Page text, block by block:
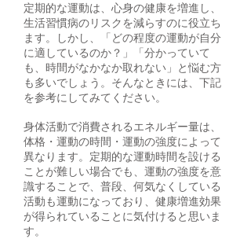
定期的な運動は、心身の健康を増進し、
生活習慣病のリスクを減らすのに役立ち
ます。しかし、「どの程度の運動が自分
に適しているのか？」「分かっていて
も、時間がなかなか取れない」と悩む方
も多いでしょう。そんなときには、下記
を参考にしてみてください。
身体活動で消費されるエネルギー量は、
体格・運動の時間・運動の強度によって
異なります。定期的な運動時間を設ける
ことが難しい場合でも、運動の強度を意
識することで、普段、何気なくしている
活動も運動になっており、健康増進効果
が得られていることに気付けると思いま
す。